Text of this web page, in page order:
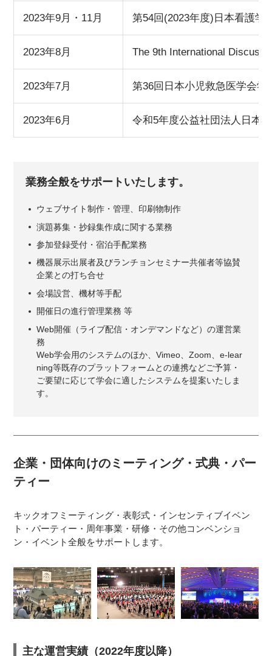
2023年9月・11月 第54回(2023年度)日本看護
2023年8月 The 9th International
2023年7月 第36回日本小児救急医学会学
2023年6月 令和5年度公益社団法人日本
業務全般をサポートいたします。
ウェブサイト制作・管理、印刷物制作
演題募集・抄録集作成に関する業務
参加登録受付・宿泊手配業務
機器展示出展者及びランチョンセミナー共催者等協賛
企業との打ち合せ
会場設営、機材等手配
開催日の進行管理業務 等
Web開催（ライブ配信・オンデマンドなど）の運営業
務
Web学会用のシステムのほか、Vimeo、Zoom、e-lear
ning等既存のプラットフォームとの連携などご予算・
ご要望に応じて学会に適したシステムを提案いたしま
す。
企業・団体向けのミーティング・式典・パー
ティー
キックオフミーティング・表彰式・インセンティブイベン
ト・パーティー・周年事業・研修・その他コンベンショ
ン・イベント全般をサポートします。
主な運営実績（2022年度以降）